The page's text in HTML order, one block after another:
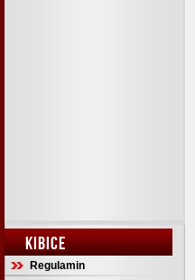
KIBICE
Regulamin